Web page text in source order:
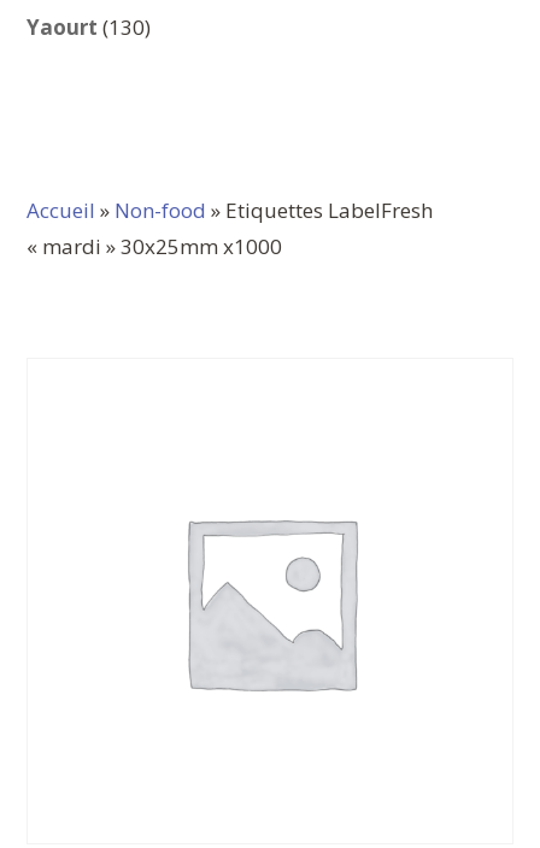
produits
Yaourt 130130
Accueil » Non-food » Etiquettes LabelFresh
« mardi » 30x25mm x1000